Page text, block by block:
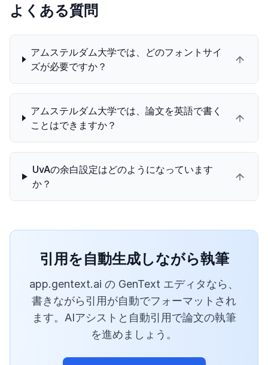
よくある質問
アムステルダム大学では、どのフォントサイ
ズが必要ですか？
アムステルダム大学では、論文を英語で書く
ことはできますか？
UvAの余白設定はどのようになっています
か？
引用を自動生成しながら執筆
app.gentext.ai の GenText エディタなら、
書きながら引用が自動でフォーマットされ
ます。AIアシストと自動引用で論文の執筆
を進めましょう。